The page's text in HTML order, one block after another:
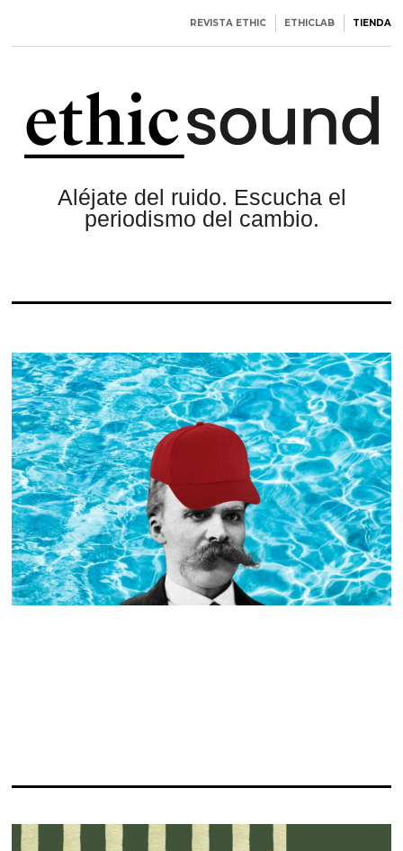
REVISTA ETHIC ETHICLAB TIENDA
Aléjate del ruido. Escucha el
periodismo del cambio.